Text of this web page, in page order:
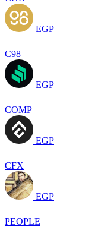
EGP
C98
EGP
COMP
EGP
CFX
EGP
PEOPLE